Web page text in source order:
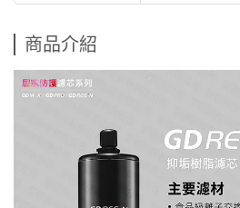
商品介紹